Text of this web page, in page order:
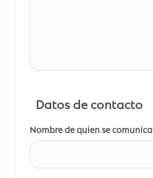
Datos de contacto
Nombre de quien se comunica